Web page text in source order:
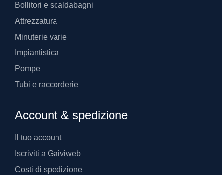
Bollitori e scaldabagni
Attrezzatura
Minuterie varie
Impiantistica
Pompe
Tubi e raccorderie
Account & spedizione
Il tuo account
Iscriviti a Gaiviweb
Costi di spedizione